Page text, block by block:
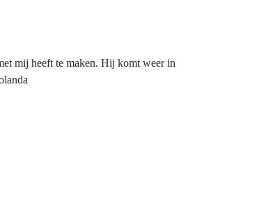
mij heeft te maken. Hij komt weer in